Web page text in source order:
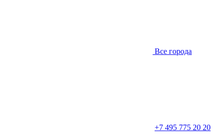
Все города
+7 495 775 20 20